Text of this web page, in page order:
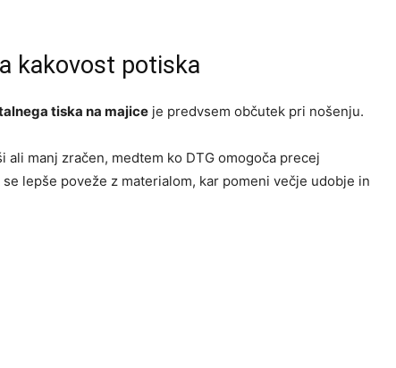
kakovost potiska
tiska na majice je predvsem občutek pri nošenju.
manj zračen, medtem ko DTG omogoča precej
lepše poveže z materialom, kar pomeni večje udobje in